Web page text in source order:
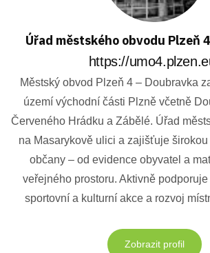
Úřad městského obvodu Plzeň
https://
Městský obvod Plzeň 4 – Doubravka
území východní části Plzně včetně
Červeného Hrádku a Zábělé. Úřad
na Masarykově ulici a zajišťuje
občany – od evidence obyvatel a
veřejného prostoru. Aktivně
sportovní a kulturní akce a rozvoj
Zobrazit profil